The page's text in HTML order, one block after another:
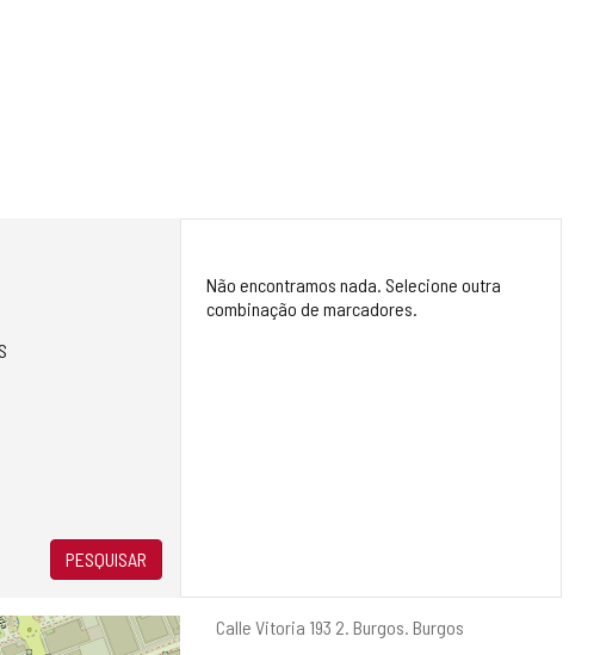
Endereço
Calle Vitoria 193 2. Burgos. Burgos
PESQUISAR
Não encontramos nada. Selecione outra
combinação de marcadores.